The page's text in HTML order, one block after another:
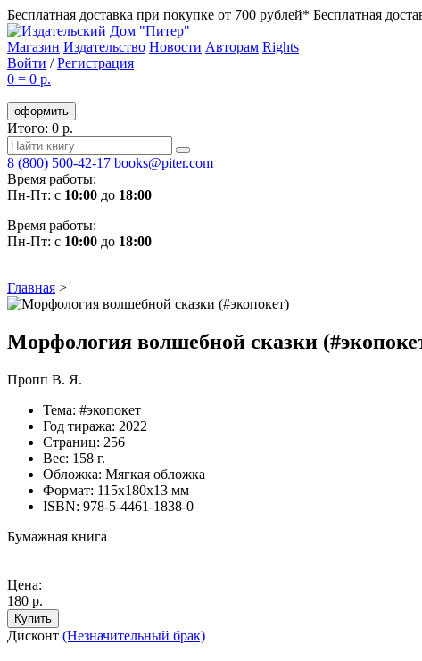
Бесплатная доставка при покупке от 700 рублей* Бесплатная
Магазин Издательство Новости Авторам Rights
Войти /Регистрация
0 = 0 р.
оформить
Итого: 0 р.
8 (800) 500-42-17 books@piter.com
Время работы:
Пн-Пт: с 10:00 до 18:00
Время работы:
Пн-Пт: с 10:00 до 18:00
Главная >
Морфология волшебной сказки
Пропп В. Я.
Тема: #экопокет
Год тиража: 2022
Страниц: 256
Вес: 158 г.
Обложка: Мягкая обложка
Формат: 115х180х13 мм
ISBN: 978-5-4461-1838-0
Бумажная книга
Цена:
180 р.
Купить
Дисконт (Незначительный брак)